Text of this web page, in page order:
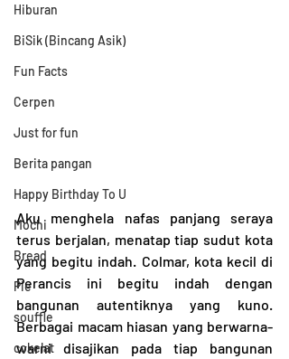
Hiburan
BiSik (Bincang Asik)
Fun Facts
Cerpen
Just for fun
Berita pangan
Happy Birthday To U
Mochi
Bread
Pie
souffle
cokelat
Aku menghela nafas panjang seraya
terus berjalan, menatap tiap sudut kota
yang begitu indah. Colmar, kota kecil di
Perancis ini begitu indah dengan
bangunan autentiknya yang kuno.
Berbagai macam hiasan yang berwarna-
warni disajikan pada tiap bangunan